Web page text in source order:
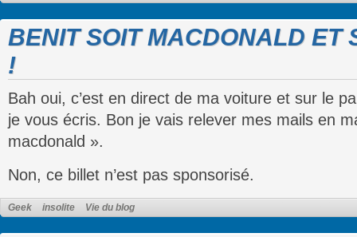
BENIT SOIT MACDONALD ET
!
Bah oui, c’est en direct de ma voiture et sur le
je vous écris. Bon je vais relever mes mails en
macdonald ».
Non, ce billet n’est pas sponsorisé.
Geek insolite Vie du blog